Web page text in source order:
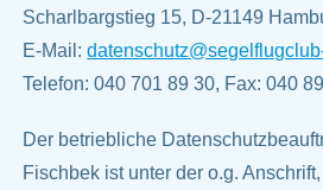
Scharlbargstieg 15, D-21149
E-Mail:
Telefon: 040 701 89 30, Fax: 040
Der betriebliche
Fischbek ist unter der o.g.